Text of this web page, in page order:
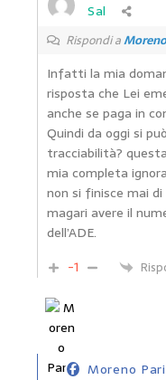
Sal
Rispondi a
Infatti la mia
risposta che Lei
anche se paga in
Quindi da oggi si
tracciabilità?
mia completa
non si finisce mai
magari avere il
dell’ADE.
-1
Moreno